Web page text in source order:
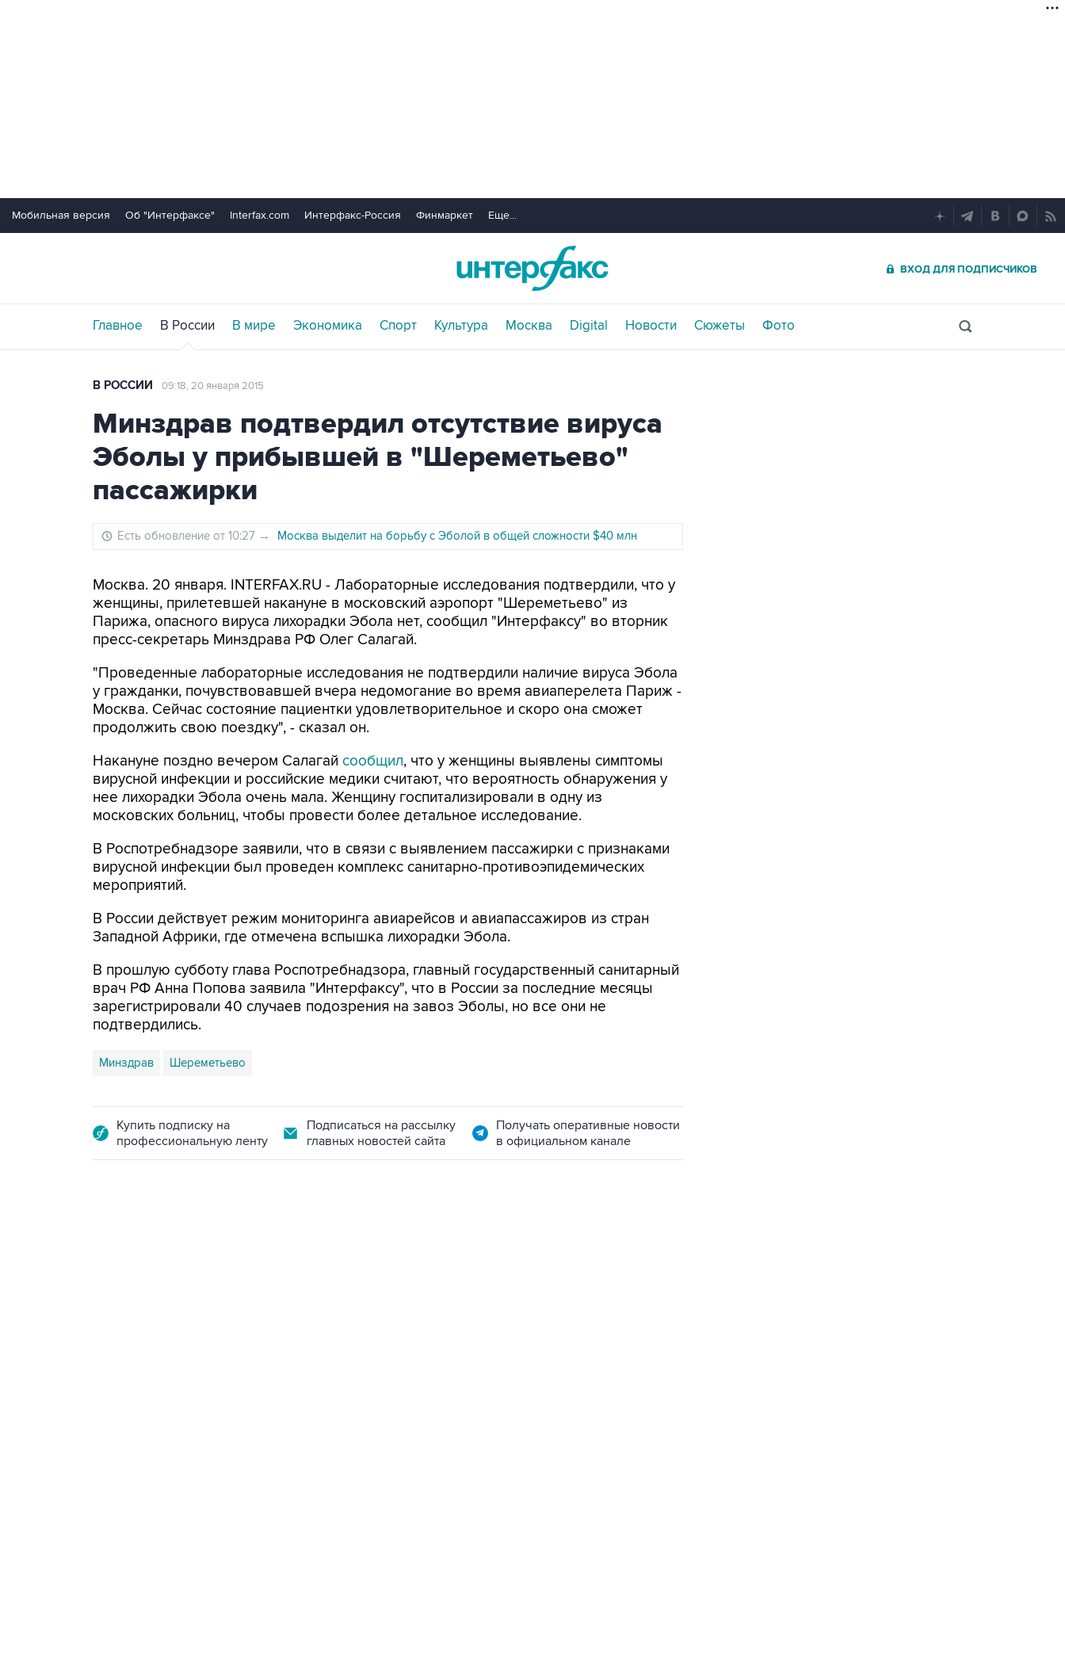
Мобильная версия Об "Интерфаксе" Interfax.com Интерфакс-Россия Финмаркет Еще...
ВХОД ДЛЯ ПОДПИСЧИКОВ
Главное В России В мире Экономика Спорт Культура Москва Digital Новости Сюжеты Фото
В РОССИИ 09:18, 20 января 2015
Минздрав подтвердил отсутствие вируса
Эболы у прибывшей в "Шереметьево"
пассажирки
Есть обновление от 10:27 → Москва выделит на борьбу с Эболой в общей сложности $40 млн
Москва. 20 января. INTERFAX.RU - Лабораторные исследования подтвердили, что у
женщины, прилетевшей накануне в московский аэропорт "Шереметьево" из
Парижа, опасного вируса лихорадки Эбола нет, сообщил "Интерфаксу" во вторник
пресс-секретарь Минздрава РФ Олег Салагай.
"Проведенные лабораторные исследования не подтвердили наличие вируса Эбола
у гражданки, почувствовавшей вчера недомогание во время авиаперелета Париж -
Москва. Сейчас состояние пациентки удовлетворительное и скоро она сможет
продолжить свою поездку", - сказал он.
Накануне поздно вечером Салагай сообщил, что у женщины выявлены симптомы
вирусной инфекции и российские медики считают, что вероятность обнаружения у
нее лихорадки Эбола очень мала. Женщину госпитализировали в одну из
московских больниц, чтобы провести более детальное исследование.
В Роспотребнадзоре заявили, что в связи с выявлением пассажирки с признаками
вирусной инфекции был проведен комплекс санитарно-противоэпидемических
мероприятий.
В России действует режим мониторинга авиарейсов и авиапассажиров из стран
Западной Африки, где отмечена вспышка лихорадки Эбола.
В прошлую субботу глава Роспотребнадзора, главный государственный санитарный
врач РФ Анна Попова заявила "Интерфаксу", что в России за последние месяцы
зарегистрировали 40 случаев подозрения на завоз Эболы, но все они не
подтвердились.
Минздрав Шереметьево
Купить подписку на
профессиональную ленту
Подписаться на рассылку
главных новостей сайта
Получать оперативные новости
в официальном канале